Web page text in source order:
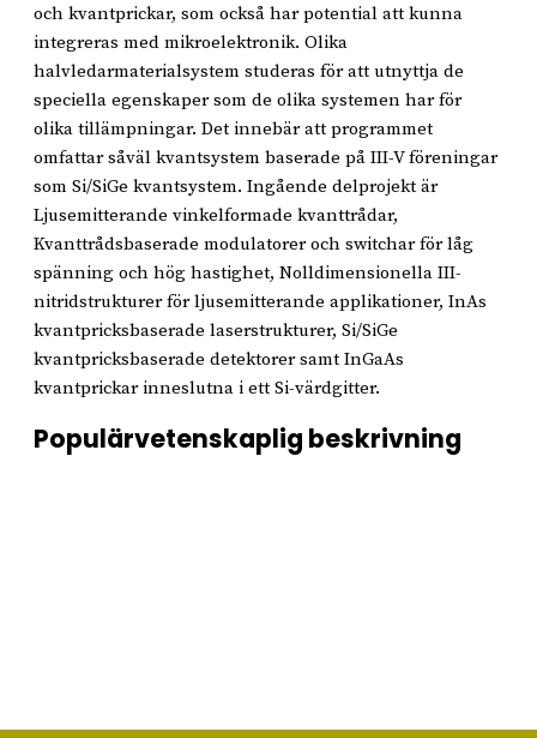
och kvantprickar, som också har potential att kunna
integreras med mikroelektronik. Olika
halvledarmaterialsystem studeras för att utnyttja de
speciella egenskaper som de olika systemen har för
olika tillämpningar. Det innebär att programmet
omfattar såväl kvantsystem baserade på III-V föreningar
som Si/SiGe kvantsystem. Ingående delprojekt är
Ljusemitterande vinkelformade kvanttrådar,
Kvanttrådsbaserade modulatorer och switchar för låg
spänning och hög hastighet, Nolldimensionella III-
nitridstrukturer för ljusemitterande applikationer, InAs
kvantpricksbaserade laserstrukturer, Si/SiGe
kvantpricksbaserade detektorer samt InGaAs
kvantprickar inneslutna i ett Si-värdgitter.
Populärvetenskaplig beskrivning